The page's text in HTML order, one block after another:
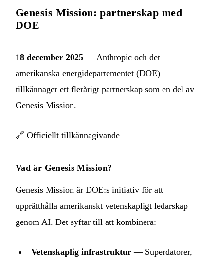
Genesis Mission: partnerskap med
DOE
18 december 2025 — Anthropic och det
amerikanska energidepartementet (DOE)
tillkännager ett flerårigt partnerskap som en del av
Genesis Mission.
🔗 Officiellt tillkännagivande
Vad är Genesis Mission?
Genesis Mission är DOE:s initiativ för att
upprätthålla amerikanskt vetenskapligt ledarskap
genom AI. Det syftar till att kombinera:
Vetenskaplig infrastruktur — Superdatorer,